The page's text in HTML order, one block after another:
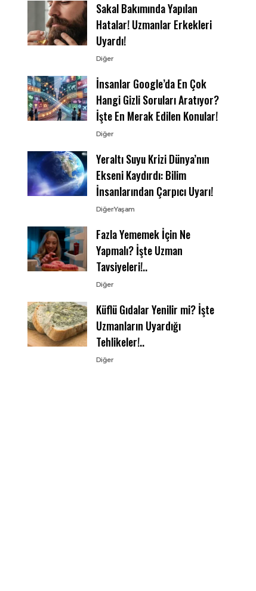
Sakal Bakımında Yapılan
Hatalar! Uzmanlar Erkekleri
Uyardı!
Diğer
İnsanlar Google’da En Çok
Hangi Gizli Soruları Aratıyor?
İşte En Merak Edilen Konular!
Diğer
Yeraltı Suyu Krizi Dünya’nın
Ekseni Kaydırdı: Bilim
İnsanlarından Çarpıcı Uyarı!
DiğerYaşam
Fazla Yememek İçin Ne
Yapmalı? İşte Uzman
Tavsiyeleri!..
Diğer
Küflü Gıdalar Yenilir mi? İşte
Uzmanların Uyardığı
Tehlikeler!..
Diğer